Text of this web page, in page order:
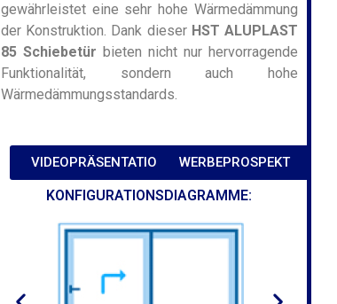
gewährleistet eine sehr hohe Wärmedämmung
der Konstruktion. Dank dieser HST ALUPLAST
85 Schiebetür bieten nicht nur hervorragende
Funktionalität, sondern auch hohe
Wärmedämmungsstandards.
VIDEOPRÄSENTATION WERBEPROSPEKT
KONFIGURATIONSDIAGRAMME: